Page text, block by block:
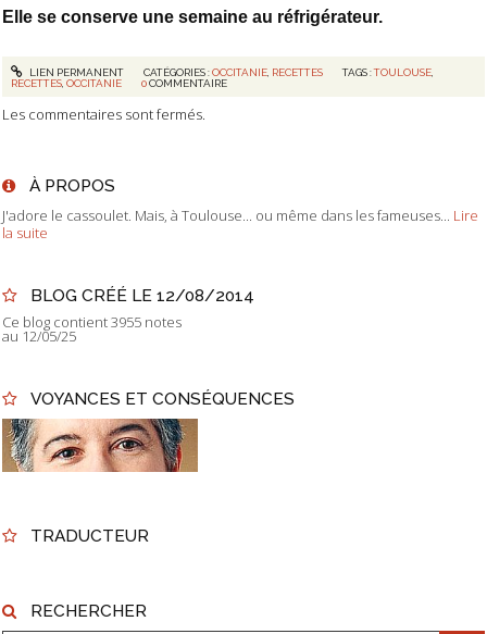
Elle se conserve une semaine au réfrigérateur.
LIEN PERMANENT CATÉGORIES :OCCITANIE, RECETTES TAGS :TOULOUSE
RECETTES ,OCCITANIE 0 COMMENTAIRE
Les commentaires sont fermés.
À PROPOS
J'adore le cassoulet. Mais, à Toulouse... ou même dans les fameuses...
Lire
la suite
BLOG CRÉÉ LE 12/08/2014
Ce blog contient 3955 notes
au 12/05/25
VOYANCES ET CONSÉQUENCES
TRADUCTEUR
RECHERCHER